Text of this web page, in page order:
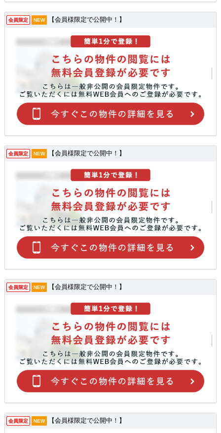
会員限定 NEW 【会員様限定で公開中！】
会員限定 NEW 【会員様限定で公開中！】
会員限定 NEW 【会員様限定で公開中！】
会員限定 NEW 【会員様限定で公開中！】